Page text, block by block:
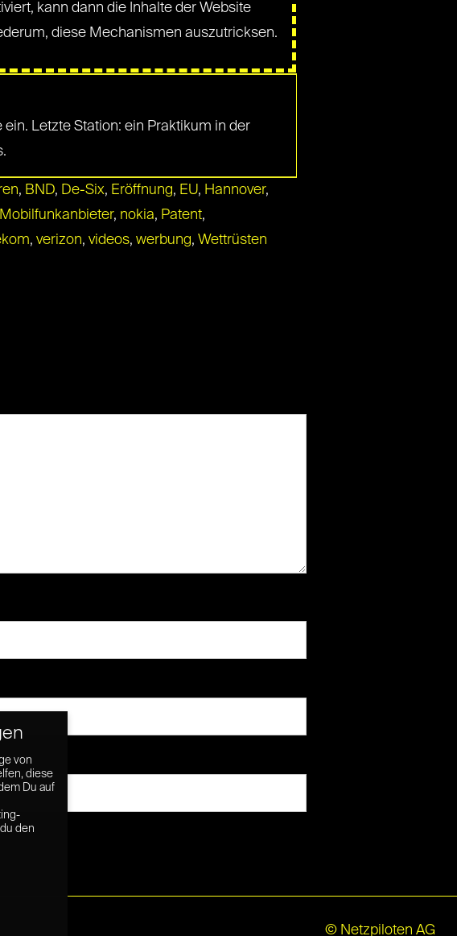
kann dann die Inhalte der Website
diese Mechanismen auszutricksen.
Letzte Station: ein Praktikum in der
, BND, De-Six, Eröffnung, EU, Hannover,
Mobilfunkanbieter, nokia, Patent,
, verizon, videos, werbung, Wettrüsten
© Netzpiloten AG
von
diese
Du auf
den